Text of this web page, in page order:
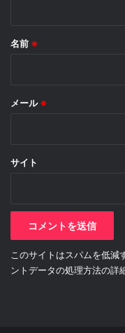
名前 ※
メール※
サイト
このサイトはスパムを低減
ントデータの処理方法の詳